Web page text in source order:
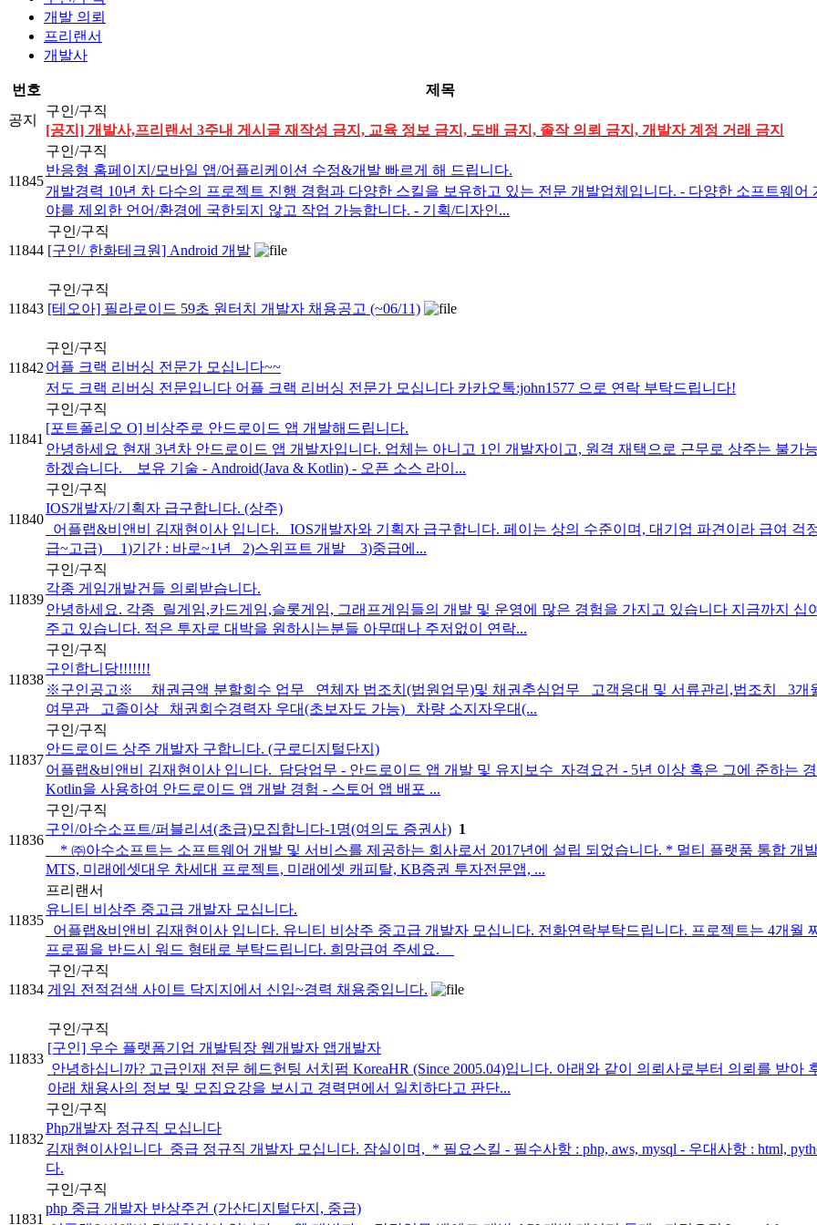
개발 의뢰
프리랜서
개발사
번호
제목
공지
구인/구직
[공지] 개발사,프리랜서 3주내 게시글 재작성 금지, 교육 정보 금지, 도배 금지, 졸작 의뢰 금지, 개발자 계정 거래 금지
11845
구인/구직
반응형 홈페이지/모바일 앱/어플리케이션 수정&개발 빠르게 해 드립니다.
개발경력 10년 차 다수의 프로젝트 진행 경험과 다양한 스킬을 보유하고 있는 전문 개발업체입니다. - 다양한 소프트웨
야를 제외한 언어/환경에 국한되지 않고 작업 가능합니다. - 기획/디자인...
11844
구인/구직
[구인/ 한화테크원] Android 개발
11843
구인/구직
[테오아] 필라로이드 59초 원터치 개발자 채용공고 (~06/11)
11842
구인/구직
어플 크랙 리버싱 전문가 모십니다~~
저도 크랙 리버싱 전문입니다 어플 크랙 리버싱 전문가 모십니다 카카오톡:john1577 으로 연락 부탁드립니다!
11841
구인/구직
[포트폴리오 O] 비상주로 안드로이드 앱 개발해드립니다.
안녕하세요 현재 3년차 안드로이드 앱 개발자입니다. 업체는 아니고 1인 개발자이고, 원격 재택으로 근무로 상주는 불
하겠습니다. 보유 기술 - Android(Java & Kotlin) - 오픈 소스 라이...
11840
구인/구직
IOS개발자/기획자 급구합니다. (상주)
어플랩&비앤비 김재현이사 입니다. IOS개발자와 기획자 급구합니다. 페이는 상의 수준이며, 대기업 파견이라 급여
급~고급) 1)기간 : 바로~1년 2)스위프트 개발 3)중급에...
11839
구인/구직
각종 게임개발건들 의뢰받습니다.
안녕하세요. 각종 릴게임,카드게임,슬롯게임, 그래프게임들의 개발 및 운영에 많은 경험을 가지고 있습니다 지금까지
주고 있습니다. 적은 투자로 대박을 원하시는분들 아무때나 주저없이 연락...
11838
구인/구직
구인합니당!!!!!!!
※구인공고※ _채권금액 분할회수 업무 _연체자 법조치(법원업무)및 채권추심업무 _고객응대 및 서류관리,법조치 _3
여무관 _고졸이상 _채권회수경력자 우대(초보자도 가능) _차량 소지자우대(...
11837
구인/구직
안드로이드 상주 개발자 구합니다. (구로디지털단지)
어플랩&비앤비 김재현이사 입니다. ​ 담당업무 - 안드로이드 앱 개발 및 유지보수 ​ 자격요건 - 5년 이상 혹은 그에 준하는
Kotlin을 사용하여 안드로이드 앱 개발 경험 - 스토어 앱 배포 ...
11836
구인/구직
구인/아수소프트/퍼블리셔(초급)모집합니다-1명(여의도 증권사) 1
* ㈜아수소프트는 소프트웨어 개발 및 서비스를 제공하는 회사로서 2017년에 설립 되었습니다. * 멀티 플랫품 통합 개
MTS, 미래에셋대우 차세대 프로젝트, 미래에셋 캐피탈, KB증권 투자전문앱, ...
11835
프리랜서
유니티 비상주 중고급 개발자 모십니다.
어플랩&비앤비 김재현이사 입니다. 유니티 비상주 중고급 개발자 모십니다. 전화연락부탁드립니다. 프로젝트는 4개월
프로필을 반드시 워드 형태로 부탁드립니다. 희망급여 주세요.
11834
구인/구직
게임 전적검색 사이트 닥지지에서 신입~경력 채용중입니다.
11833
구인/구직
[구인] 우수 플랫폼기업 개발팀장 웹개발자 앱개발자
안녕하십니까? 고급인재 전문 헤드헌팅 서치펌 KoreaHR (Since 2005.04)입니다. 아래와 같이 의뢰사로부터 의뢰를 받
아래 채용사의 정보 및 모집요강을 보시고 경력면에서 일치하다고 판단...
11832
구인/구직
Php개발자 정규직 모십니다
김재현이사입니다 ​ 중급 정규직 개발자 모십니다. 잠실이며, ​ * 필요스킬 - 필수사항 : php, aws, mysql - 우대사항 : html,
다.
11831
구인/구직
php 중급 개발자 반상주건 (가산디지털단지, 중급)